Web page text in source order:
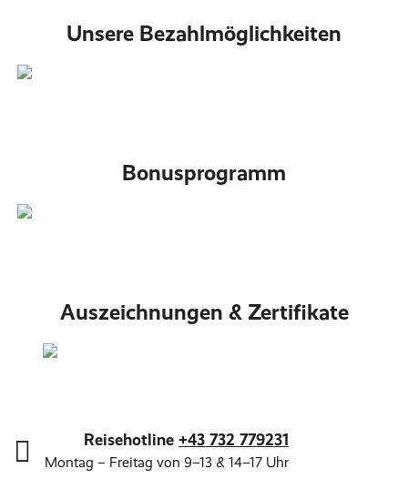
Unsere Bezahlmöglichkeiten
Bonusprogramm
Auszeichnungen & Zertifikate
Reisehotline +43 732 779231
Montag – Freitag von 9–13 & 14–17 Uhr